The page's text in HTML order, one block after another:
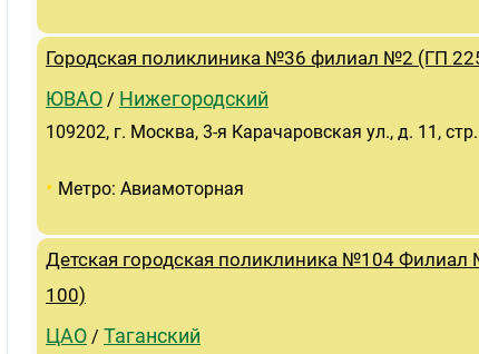
Городская поликлиника №36 филиал №2 (ГП
ЮВАО / Нижегородский
109202, г. Москва, 3-я Карачаровская ул., д. 11, стр.
• Метро: Авиамоторная
Детская городская поликлиника №104
100)
ЦАО / Таганский